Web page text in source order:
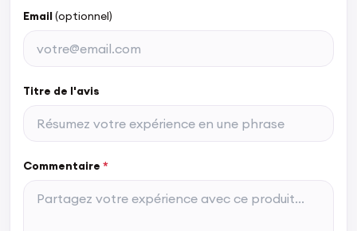
Email(optionnel)
Titre de l'avis
Commentaire *